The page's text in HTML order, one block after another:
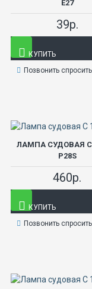
Е27
39р.
КУПИТЬ
Позвонить спросить
ЛАМПА СУДОВАЯ С
P28S
460р.
КУПИТЬ
Позвонить спросить